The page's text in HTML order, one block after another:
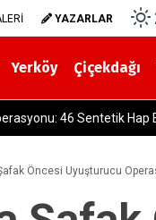
YAZARLAR
Yerköy Çiçekdağı
DEAŞ Operasyonu
Öncesi Uyuşturucu